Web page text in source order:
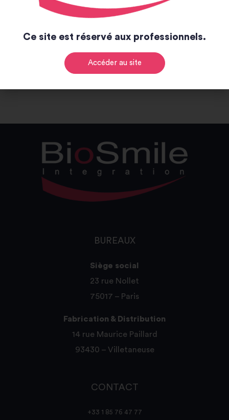
+
24,00€ TTC
+ Ajouter au panier
BUREAUX
Siège social
23 rue Nollet
75017 – Paris
Fabrication & Distribution
14 rue Maurice Paillard
93430 – Villetaneuse
CONTACT
+33 1 85 76 47 77
Ce site est réservé aux professionnels.
Accéder au site